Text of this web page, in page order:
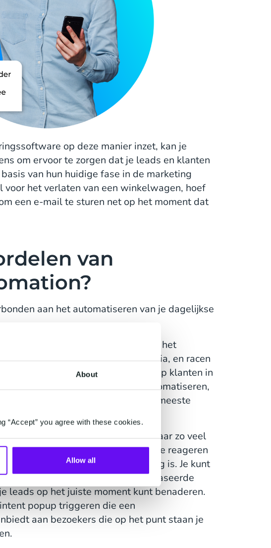
About
“Accept” you agree with these cookies.
Allow all
op deze manier inzet, kan je
om ervoor te zorgen dat je leads en klanten
van hun huidige fase in de marketing
voor het verlaten van een winkelwagen, hoef
een e-mail te sturen net op het moment dat
van
aan het automatiseren van je dagelijkse
uren van je dag te besteden aan het
het bijwerken van sociale media, en racen
te halen door direct te reageren op klanten in
repetitieve marketingtaken te automatiseren,
op hoger niveau - iets wat de meeste
van leads en klanten:er zitten maar zo veel
er niet altijd zijn om onmiddellijk te reageren
te koesteren wanneer dat nodig is. Je kunt
gebruiken om op trigger-gebaseerde
leads op het juiste moment kunt benaderen.
popup triggeren die een
aan bezoekers die op het punt staan je